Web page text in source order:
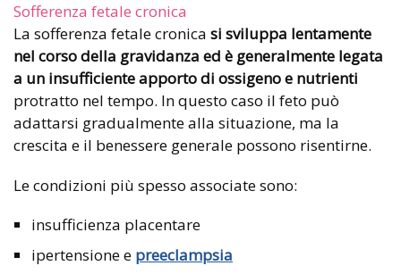
Sofferenza fetale cronica
La sofferenza fetale cronica si sviluppa lentamente
nel corso della gravidanza ed è generalmente legata
a un insufficiente apporto di ossigenoe nutrienti
protratto nel tempo. In questo caso il feto può
adattarsi gradualmente alla situazione, ma la
crescita e il benessere generale possono risentirne.
Le condizioni più spesso associate sono:
insufficienza placentare
ipertensione e preeclampsia